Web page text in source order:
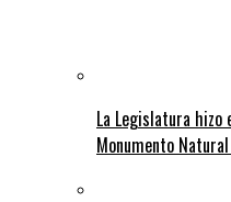
La Legislatura hizo
Monumento